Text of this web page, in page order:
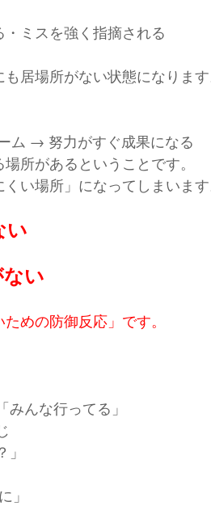
ミスを強く指摘される
居場所がない状態になりま
ム → 努力がすぐ成果になる
所があるということです。
い場所」になってしまいま
い
い
めの防御反応」です。
んな行ってる」
」